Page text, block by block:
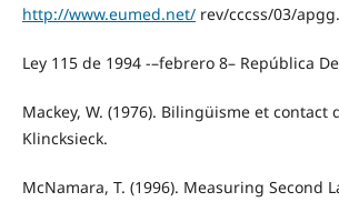
http://www.eumed.net/rev/cccss/03/
Ley 115 de 1994 -–febrero 8– República
Mackey, W. (1976). Bilingüisme et contact
Klincksieck.
McNamara, T. (1996). Measuring Second